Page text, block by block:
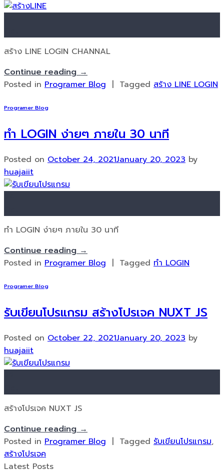
สร้าง LINE LOGIN CHANNAL
Continue reading→
Posted in Programer Blog | Tagged สร้าง LINE LOGIN
Programer Blog
ทำ LOGIN ง่ายๆ ภายใน 30 นาที
Posted on October 24, 2021January 20, 2023 by
huajaiit
ทำ LOGIN ง่ายๆ ภายใน 30 นาที
Continue reading→
Posted in Programer Blog | Tagged ทำ LOGIN
Programer Blog
รับเขียนโปรแกรม สร้างโปรเจค NUXT JS
Posted on October 22, 2021January 20, 2023 by
huajaiit
สร้างโปรเจค NUXT JS
Continue reading →
Posted in Programer Blog | Tagged รับเขียนโปรแกรม,
สร้างโปรเจค
Latest Posts